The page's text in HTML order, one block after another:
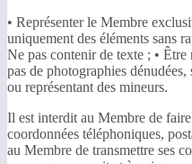
• Représenter le Membre
uniquement des éléments sans
Ne pas contenir de texte ; • Être
pas de photographies
ou représentant des mineurs.
Il est interdit au Membre de
coordonnées téléphoniques,
au Membre de transmettre ses